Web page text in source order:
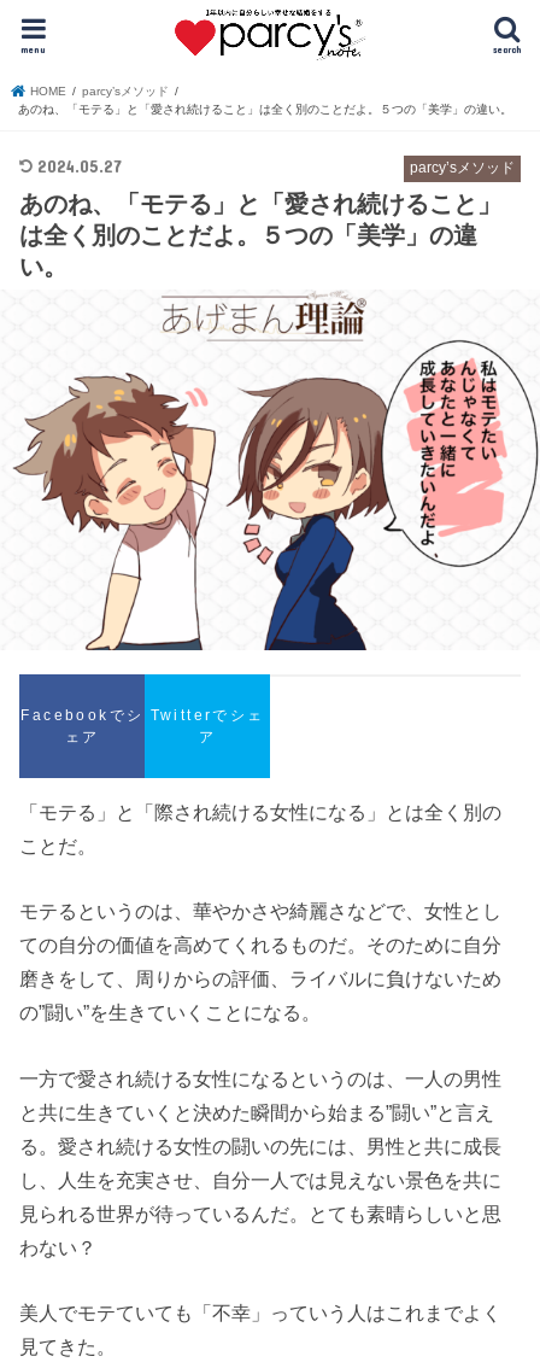
search
menu
HOME
parcy’sメソッド
あのね、「モテる」と「愛され続けること」は全く別のことだよ。５つの「美学」の違い。
parcy’sメソッド
2024.05.27
あのね、「モテる」と「愛され続けること」
は全く別のことだよ。５つの「美学」の違
い。
Facebookでシ
ェア
Twitterでシェ
ア
「モテる」と「際され続ける女性になる」とは全く別の
ことだ。
モテるというのは、華やかさや綺麗さなどで、女性とし
ての自分の価値を高めてくれるものだ。そのために自分
磨きをして、周りからの評価、ライバルに負けないため
の”闘い”を生きていくことになる。
一方で愛され続ける女性になるというのは、一人の男性
と共に生きていくと決めた瞬間から始まる”闘い”と言え
る。愛され続ける女性の闘いの先には、男性と共に成長
し、人生を充実させ、自分一人では見えない景色を共に
見られる世界が待っているんだ。とても素晴らしいと思
わない？
美人でモテていても「不幸」っていう人はこれまでよく
見てきた。